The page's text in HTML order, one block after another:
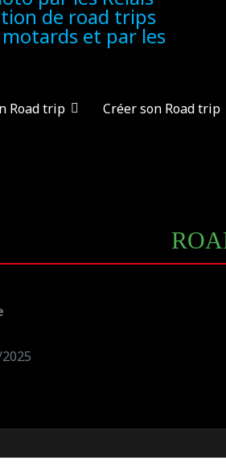
Road trip Créer son Road trip